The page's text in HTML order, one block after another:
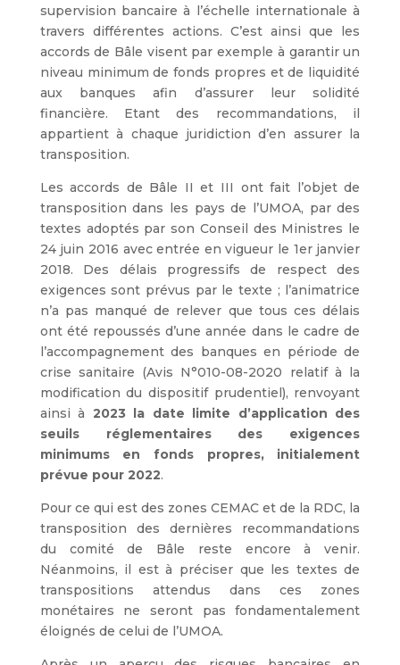
supervision bancaire à l’échelle internationale à
travers différentes actions. C’est ainsi que les
accords de Bâle visent par exemple à garantir un
niveau minimum de fonds propres et de liquidité
aux banques afin d’assurer leur solidité
financière. Etant des recommandations, il
appartient à chaque juridiction d’en assurer la
transposition.
Les accords de Bâle II et III ont fait l’objet de
transposition dans les pays de l’UMOA, par des
textes adoptés par son Conseil des Ministres le
24 juin 2016 avec entrée en vigueur le 1er janvier
2018. Des délais progressifs de respect des
exigences sont prévus par le texte ; l’animatrice
n’a pas manqué de relever que tous ces délais
ont été repoussés d’une année dans le cadre de
l’accompagnement des banques en période de
crise sanitaire (Avis N°010-08-2020 relatif à la
modification du dispositif prudentiel), renvoyant
ainsi à 2023 la date limite d’application des
seuils réglementaires des exigences
minimums en fonds propres, initialement
prévue pour 2022.
Pour ce qui est des zones CEMAC et de la RDC, la
transposition des dernières recommandations
du comité de Bâle reste encore à venir.
Néanmoins, il est à préciser que les textes de
transpositions attendus dans ces zones
monétaires ne seront pas fondamentalement
éloignés de celui de l’UMOA.